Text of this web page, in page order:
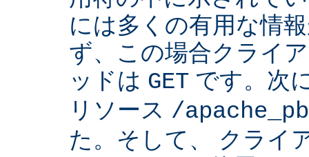
には多くの有用な情
ず、この場合クライ
ッドは GET です。次
リソース /
た。そして、 クライ